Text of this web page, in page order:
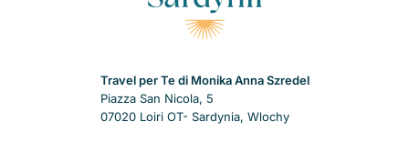
Travel per Te di Monika Anna Szredel
Piazza San Nicola, 5
07020 Loiri OT- Sardynia, Wlochy